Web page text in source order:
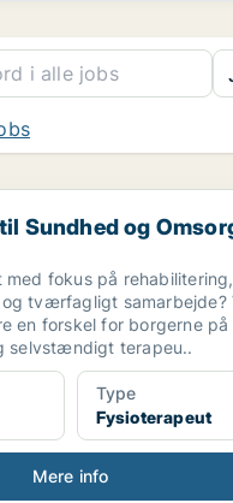
og Omsorg,
Sundhed og
med fokus på rehabilitering,
tværfagligt samarbejde?
en forskel for borgerne på
terapeu..
Type
Fysioterapeut
Mere info